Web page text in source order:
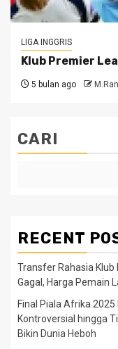
LIGA INGGRIS
Klub Premier
5 bulan ago
CARI
RECENT
Transfer Rahasia
Gagal, Harga Pemain
Final Piala Afrika
Kontroversial hingga
Bikin Dunia Heboh